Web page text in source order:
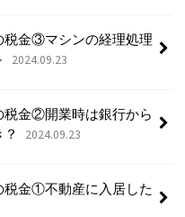
税金③マシンの経理処理
2024.09.23
税金②開業時は銀行から
2024.09.23
税金①不動産に入居した